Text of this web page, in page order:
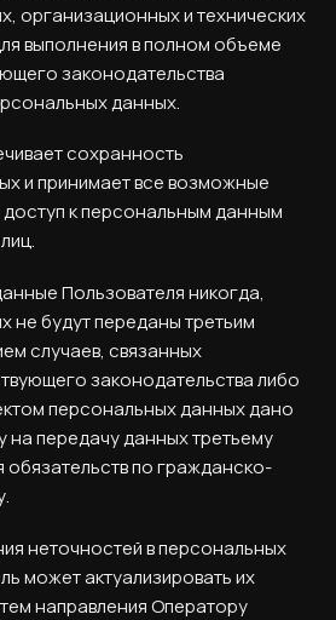
организационных и технических
выполнения в полном объеме
законодательства
данных.
сохранность
и принимает все возможные
к персональным данным
Пользователя никогда,
не будут переданы третьим
случаев, связанных
законодательства либо
персональных данных дано
на передачу данных третьему
обязательств по гражданско-
неточностей в персональных
может актуализировать их
направления Оператору